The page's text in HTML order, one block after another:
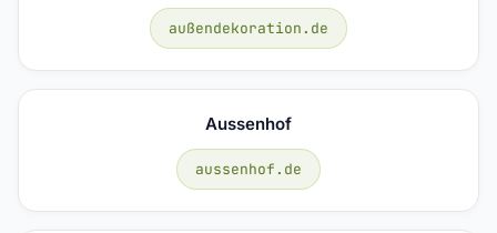
außendekoration.de
Aussenhof
aussenhof.de